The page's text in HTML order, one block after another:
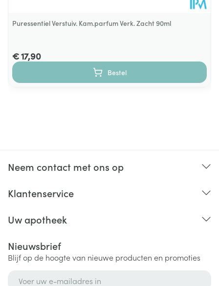
Puressentiel Verstuiv. Kam.parfum Verk. Zacht 90ml
€ 17,90
Bestel
Neem contact met ons op
Klantenservice
Uw apotheek
Nieuwsbrief
Blijf op de hoogte van nieuwe producten en promoties